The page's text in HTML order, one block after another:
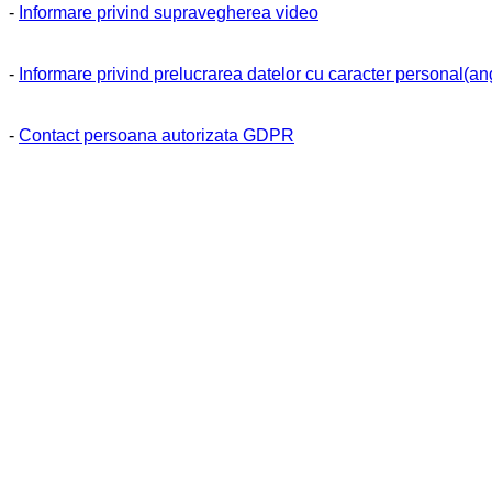
- Informare privind supravegherea video
- Informare privind prelucrarea datelor cu caracter
- Contact persoana autorizata GDPR